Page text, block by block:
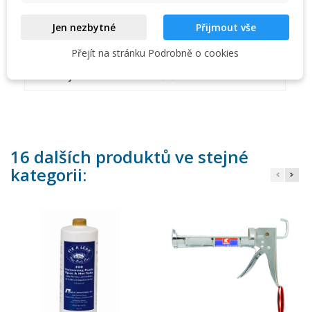
6
Na paletě: 288
16 dalších produktů ve stejné
kategorii:
Jen nezbytné
Přijmout vše
Přejít na stránku Podrobně o cookies